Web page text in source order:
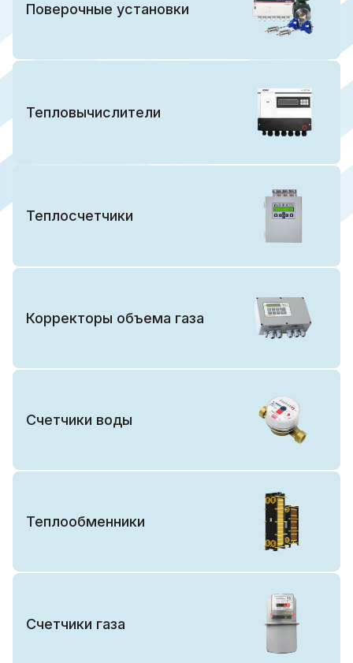
Поверочные установки
Тепловычислители
Теплосчетчики
Корректоры объема газа
Счетчики воды
Теплообменники
Счетчики газа